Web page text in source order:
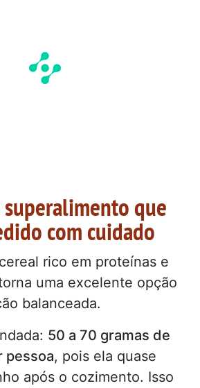
que
com cuidado
rico em proteínas e
uma excelente opção
balanceada.
50 a 70 gramas de
pessoa, pois ela quase
após o cozimento. Isso